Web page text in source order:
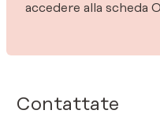
Contattate
accedere alla scheda